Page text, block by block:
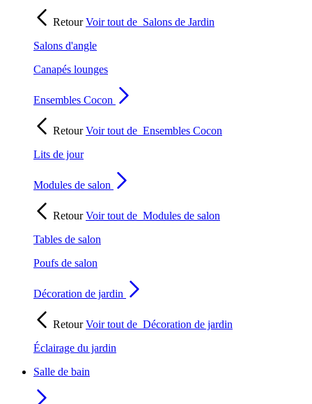
RetourVoir tout de Salons de Jardin
Salons d'angle
Canapés lounges
Ensembles Cocon
RetourVoir tout de Ensembles Cocon
Lits de jour
Modules de salon
RetourVoir tout de Modules de salon
Tables de salon
Poufs de salon
Décoration de jardin
RetourVoir tout de Décoration de jardin
Éclairage du jardin
Salle de bain